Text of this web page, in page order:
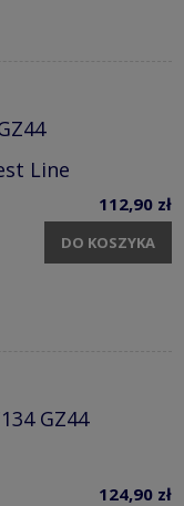
Line
112,90 zł
DO KOSZYKA
GZ44
124,90 zł